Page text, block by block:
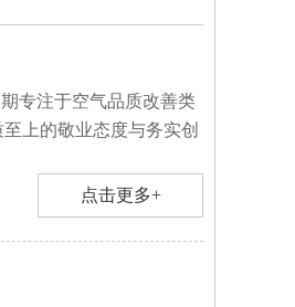
专注于空气品质改善类
上的敬业态度与务实创
点击更多+